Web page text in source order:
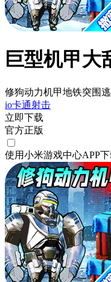
巨型机甲大
修狗动力机甲地铁突围
io卡通射击
立即下载
官方正版
使用小米游戏中心APP